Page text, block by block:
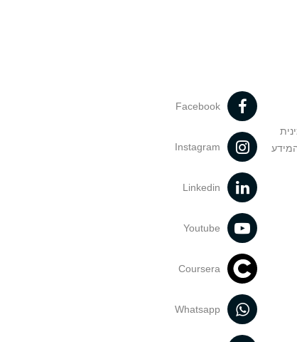
Facebook
Instagram
Linkedin
Youtube
Coursera
Whatsapp